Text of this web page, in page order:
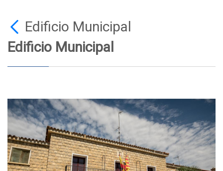
Edificio Municipal
Edificio Municipal